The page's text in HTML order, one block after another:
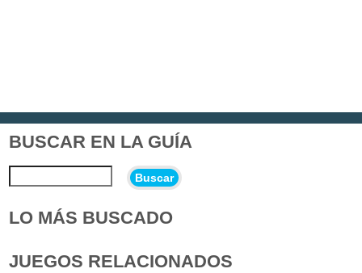
BUSCAR EN LA GUÍA
Buscar
LO MÁS BUSCADO
JUEGOS RELACIONADOS